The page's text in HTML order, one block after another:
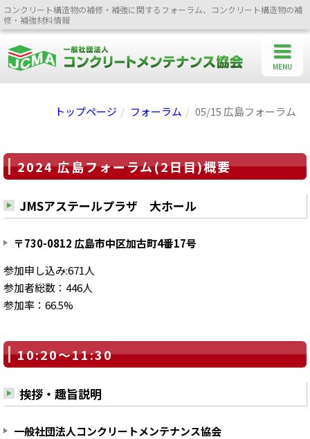
コンクリート構造物の補修・補強に関するフォーラム、コンクリート構造物の補
修・補強材料情報
トップページ フォーラム 05/15 広島フォーラム
2024 広島フォーラム(2日目)概要
JMSアステールプラザ 大ホール
〒730-0812 広島市中区加古町4番17号
参加申し込み:671人
参加者総数：446人
参加率：66.5%
10:20～11:30
挨拶・趣旨説明
一般社団法人コンクリートメンテナンス協会
MENU